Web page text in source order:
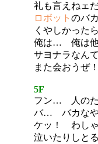
礼も言えねェ
ロボット のバ
くやしかった
俺は… 俺は他
サヨナラなん
また会おう
5F
フン… 人の
バ… バカな
ケッ！ わし
泣いたりしと